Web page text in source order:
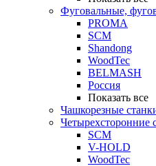
Фуговальные,
PROMA
SCM
Shandong
WoodTec
BELMASH
Россия
Показать все
Чашкорезные
Четырехсторонние
SCM
V-HOLD
WoodTec